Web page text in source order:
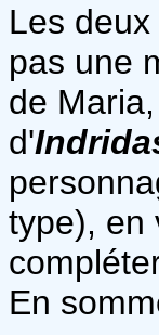
Les
pas une
de
d'
type), en
En